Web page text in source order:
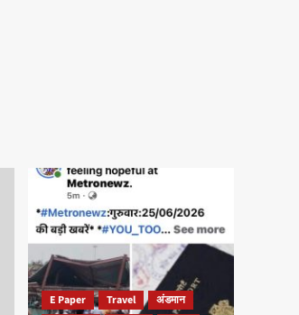
E Paper Travel
अंडमान